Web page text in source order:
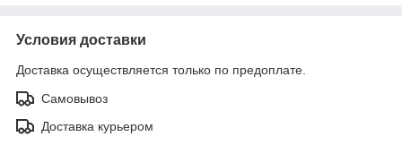
Условия доставки
Доставка осуществляется только по предоплате.
Самовывоз
Доставка курьером